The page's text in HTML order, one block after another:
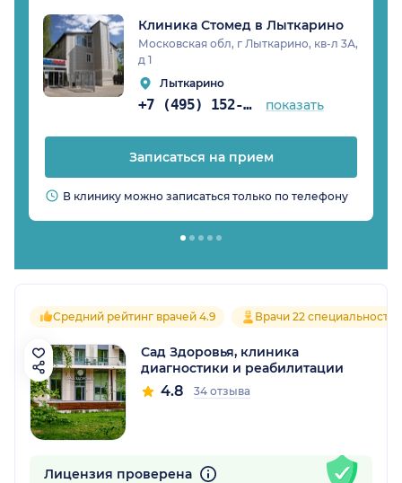
Клиника Стомед в Лыткарино
Московская обл, г Лыткарино, кв-л 3А,
д 1
Лыткарино
+7 (495) 152-05-01 показать
Записаться на прием
В клинику можно записаться только по телефону
Средний рейтинг врачей 4.9 Врачи 22 специальностей
Сад Здоровья, клиника
диагностики и реабилитации
4.8 34 отзыва
Лицензия проверена